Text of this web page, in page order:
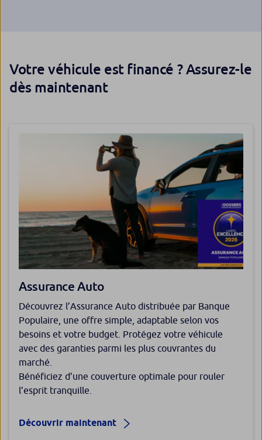
Votre véhicule est financé ? Assurez-le
dès maintenant
Assurance Auto
Découvrez l’Assurance Auto distribuée par Banque
Populaire, une offre simple, adaptable selon vos
besoins et votre budget. Protégez votre véhicule
avec des garanties parmi les plus couvrantes du
marché.
Bénéficiez d’une couverture optimale pour rouler
l’esprit tranquille.
Découvrir maintenant